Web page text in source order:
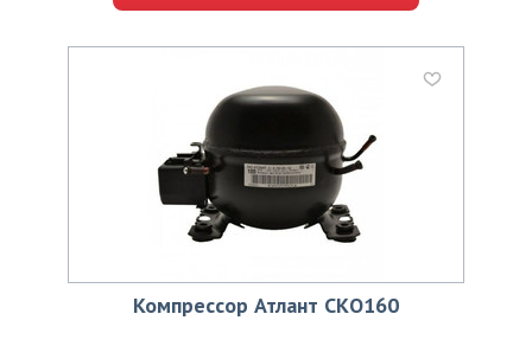
Компрессор Атлант CKО160